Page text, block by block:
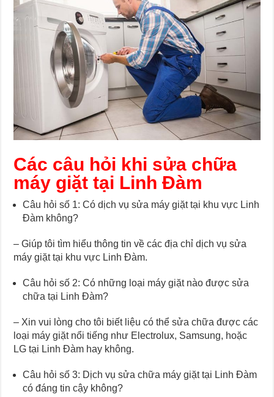
Các câu hỏi khi sửa chữa
máy giặt tại Linh Đàm
Câu hỏi số 1: Có dịch vụ sửa máy giặt tại khu vực Linh
Đàm không?
– Giúp tôi tìm hiểu thông tin về các địa chỉ dịch vụ sửa
máy giặt tại khu vực Linh Đàm.
Câu hỏi số 2: Có những loại máy giặt nào được sửa
chữa tại Linh Đàm?
– Xin vui lòng cho tôi biết liệu có thể sửa chữa được các
loại máy giặt nổi tiếng như Electrolux, Samsung, hoặc
LG tại Linh Đàm hay không.
Câu hỏi số 3: Dịch vụ sửa chữa máy giặt tại Linh Đàm
có đáng tin cậy không?